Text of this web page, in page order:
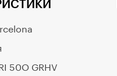
50O GRHV